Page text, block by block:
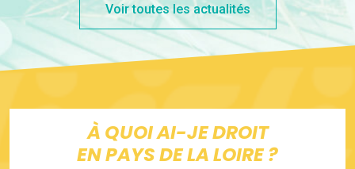
Voir toutes les actualités
À QUOI AI-JE DROIT
EN PAYS DE LA LOIRE ?